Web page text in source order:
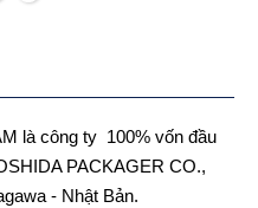
là công ty 100% vốn đầu
PACKAGER CO.,
- Nhật Bản.